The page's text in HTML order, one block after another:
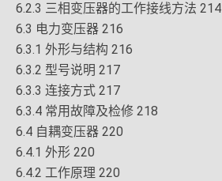
6.2.3 三相变压器的工作接线方法 214
6.3 电力变压器 216
6.3.1 外形与结构 216
6.3.2 型号说明 217
6.3.3 连接方式 217
6.3.4 常用故障及检修 218
6.4 自耦变压器 220
6.4.1 外形 220
6.4.2 工作原理 220